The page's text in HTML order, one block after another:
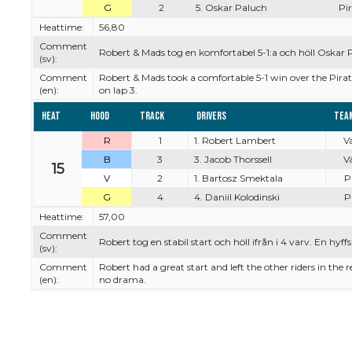
G
2 5. Oskar Paluch
Heattime:
56,80
Comment
(sv):
Robert & Mads tog en komfortabel 5-1:a och höll
Comment
(en):
Robert & Mads took a comfortable 5-1 win over the
on lap 3.
Heat Hood Track Drivers
15
R 1 1. Robert Lambert
B
3 3. Jacob Thorssell
V
2 1. Bartosz Smektala
G
4 4. Daniil Kolodinski
Heattime:
57,00
Comment
(sv):
Robert tog en stabil start och höll ifrån i 4 varv. En
Comment
(en):
Robert had a great start and left the other riders in
no drama.